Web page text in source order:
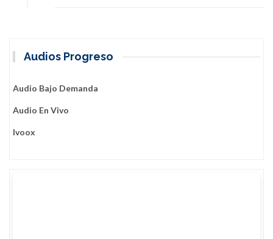
Audios Progreso
Audio Bajo Demanda
Audio En Vivo
Ivoox